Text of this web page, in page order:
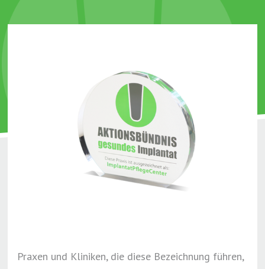
Praxen und Kliniken, die diese Bezeichnung führen,